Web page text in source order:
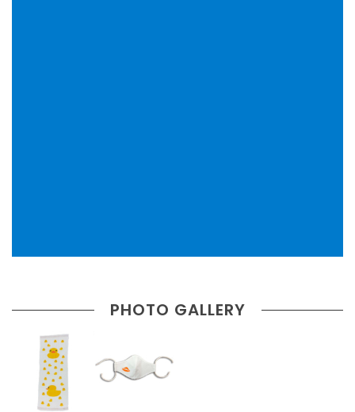
PHOTO GALLERY